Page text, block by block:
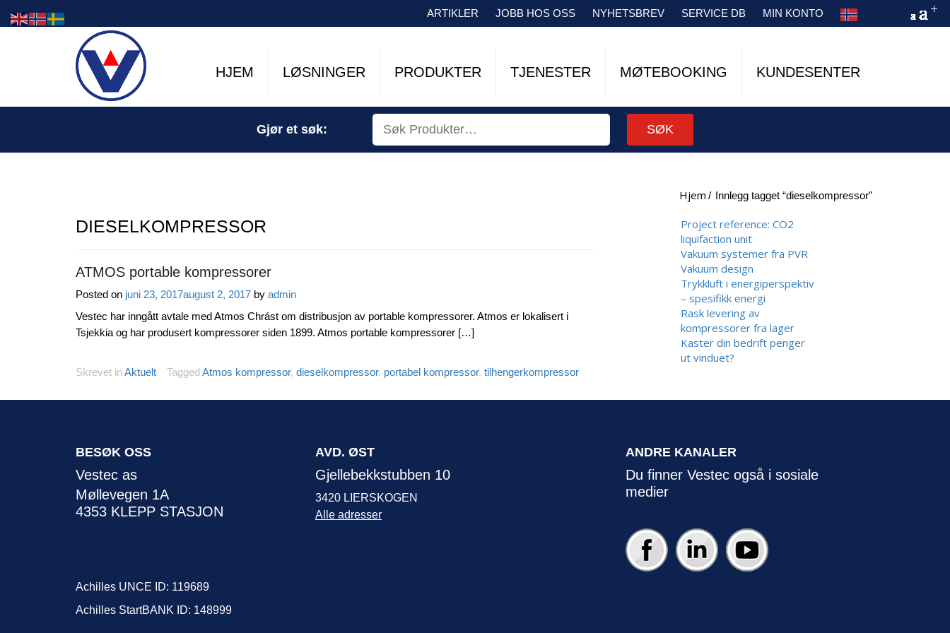
ARTIKLER JOBB HOS OSS NYHETSBREV SERVICE DB MIN KONTO
HJEM LØSNINGER PRODUKTER TJENESTER MØTEBOOKING KUNDESENTER
Gjør et søk: SØK
Hjem / innlegg tagget “dieselkompressor”
DIESELKOMPRESSOR
ATMOS portable kompressorer
Posted on juni 23, 2017august 2, 2017 by admin
Vestec har inngått avtale med Atmos Chrást om distribusjon av portable kompressorer. Atmos er lokalisert i
Tsjekkia og har produsert kompressorer siden 1899. Atmos portable kompressorer […]
Skrevet inAktuelt Tagged Atmos kompressor, dieselkompressor, portabel kompressor, tilhengerkompressor
Project reference: CO2
liquifaction unit
Vakuum systemer fra PVR
Vakuum design
Trykkluft i energiperspektiv
– spesifikk energi
Rask levering av
kompressorer fra lager
Kaster din bedrift penger
ut vinduet?
BESØK OSS
Vestec as
Møllevegen 1A
4353 KLEPP STASJON
AVD. ØST
Gjellebekkstubben 10
3420 LIERSKOGEN
Alle adresser
ANDRE KANALER
Du finner Vestec også i sosiale
medier
Achilles UNCE ID: 119689
Achilles StartBANK ID: 148999